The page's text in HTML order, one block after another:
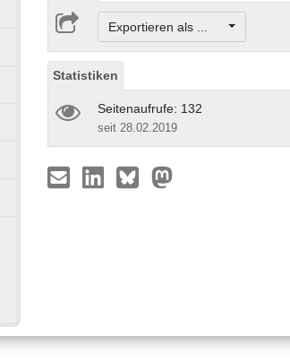
Exportieren als ...
Statistiken
Seitenaufrufe: 132
seit 28.02.2019